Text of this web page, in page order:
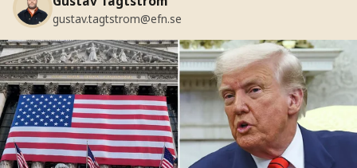
gustav.tagtstrom@efn.se